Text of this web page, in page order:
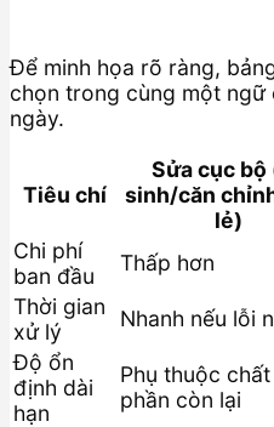
Để minh họa rõ ràng,
chọn trong cùng một ngữ
ngày.
Tiêu chí
Sửa cục bộ
sinh/căn
lẻ)
Chi phí
ban đầu
Thấp hơn
Thời gian
xử lý
Nhanh nếu lỗi
Độ ổn
định dài
hạn
Phụ thuộc
phần còn lại